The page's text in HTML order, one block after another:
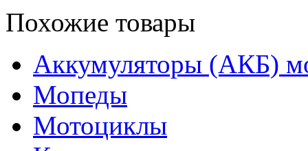
Похожие товары
Аккумуляторы (АКБ)
Мопеды
Мотоциклы